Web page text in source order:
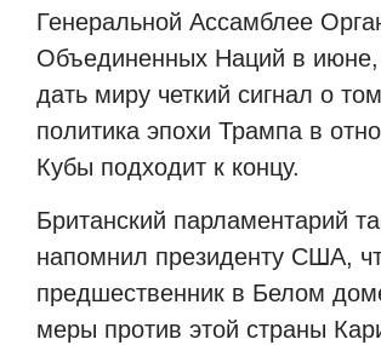
Генеральной Ассамблее
Объединенных Наций в
дать миру четкий сигнал о
политика эпохи Трампа в
Кубы подходит к концу.
Британский парламентарий
напомнил президенту США,
предшественник в Белом
меры против этой страны